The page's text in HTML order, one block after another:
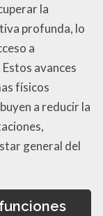
la
profunda, lo
a
avances
físicos
a reducir la
general del